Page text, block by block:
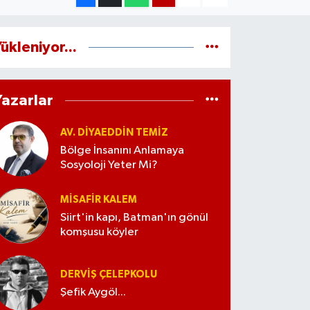
AV. DIYAEDDIN TEMIZ
Bölge İnsanını Anlamaya
Sosyoloji Yeter Mi?
MISAFIR KALEM
Siirt'in kapı, Batman'ın gönül
komşusu köyler
DERVIŞ ÇELEPKOLU
Şefik Aygöl...